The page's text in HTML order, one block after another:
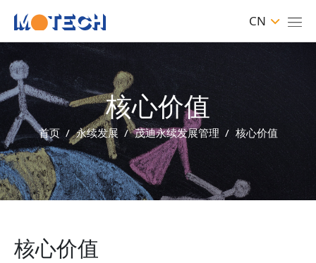
CN
核心价值
首页 永续发展 茂迪永续发展管理 核心价值
核心价值